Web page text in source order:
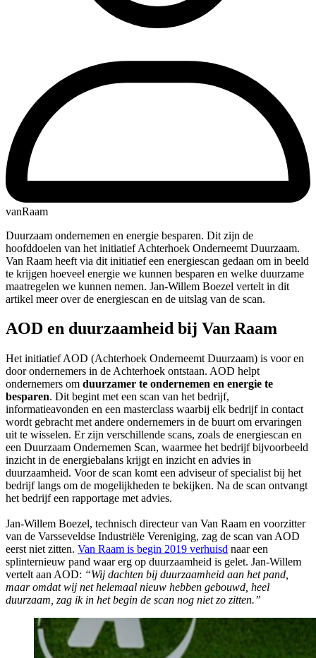
vanRaam
Duurzaam ondernemen en energie besparen. Dit zijn de
hoofddoelen van het initiatief Achterhoek Onderneemt Duurzaam.
Van Raam heeft via dit initiatief een energiescan gedaan om in beeld
te krijgen hoeveel energie we kunnen besparen en welke duurzame
maatregelen we kunnen nemen. Jan-Willem Boezel vertelt in dit
artikel meer over de energiescan en de uitslag van de scan.
AOD en duurzaamheid bij Van Raam
Het initiatief AOD (Achterhoek Onderneemt Duurzaam) is voor en
door ondernemers in de Achterhoek ontstaan. AOD helpt
ondernemers om duurzamer te ondernemen en energie te
besparen. Dit begint met een scan van het bedrijf,
informatieavonden en een masterclass waarbij elk bedrijf in contact
wordt gebracht met andere ondernemers in de buurt om ervaringen
uit te wisselen. Er zijn verschillende scans, zoals de energiescan en
een Duurzaam Ondernemen Scan, waarmee het bedrijf bijvoorbeeld
inzicht in de energiebalans krijgt en inzicht en advies in
duurzaamheid. Voor de scan komt een adviseur of specialist bij het
bedrijf langs om de mogelijkheden te bekijken. Na de scan ontvangt
het bedrijf een rapportage met advies.
Jan-Willem Boezel, technisch directeur van Van Raam en voorzitter
van de Varsseveldse Industriële Vereniging, zag de scan van AOD
eerst niet zitten. Van Raam is begin 2019 verhuisd naar een
splinternieuw pand waar erg op duurzaamheid is gelet. Jan-Willem
vertelt aan AOD: “Wij dachten bij duurzaamheid aan het pand,
maar omdat wij net helemaal nieuw hebben gebouwd, heel
duurzaam, zag ik in het begin de scan nog niet zo zitten.”